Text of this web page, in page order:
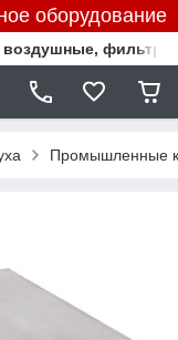
оборудование
Промышленные